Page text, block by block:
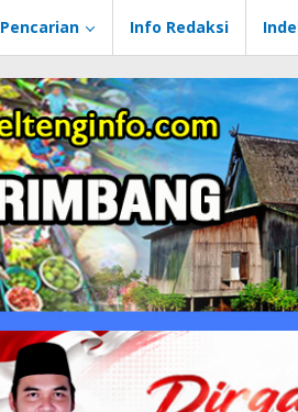
Pencarian Info Redaksi